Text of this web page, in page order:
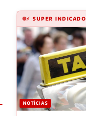
⚡ SUPER INDICADO
NOTÍCIAS